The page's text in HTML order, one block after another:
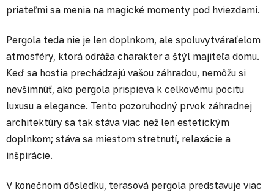
priateľmi sa menia na magické momenty pod hviezdami.
Pergola teda nie je len doplnkom, ale spoluvytváraťelom
atmosféry, ktorá odráža charakter a štýl majiteľa domu.
Keď sa hostia prechádzajú vašou záhradou, nemôžu si
nevšimnúť, ako pergola prispieva k celkovému pocitu
luxusu a elegance. Tento pozoruhodný prvok záhradnej
architektúry sa tak stáva viac než len estetickým
doplnkom; stáva sa miestom stretnutí, relaxácie a
inšpirácie.
V konečnom dôsledku, terasová pergola predstavuje viac